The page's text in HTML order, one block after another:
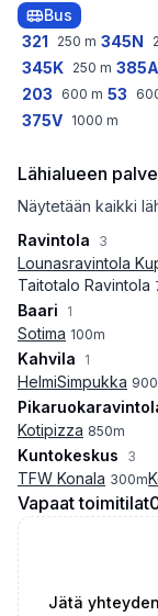
Bus
321
250 m 345N
345K 250 m 385A
203 600 m 53
375V 1000 m
Lähialueen
Näytetään kaikki
Ravintola
3
Lounasravintola
Taitotalo Ravintola
Baari 1
Sotima 100m
Kahvila 1
HelmiSimpukka 900
Kotipizza 850m
Kuntokeskus 3
TFW Konala 300m
Vapaat toimitilat
Jätä